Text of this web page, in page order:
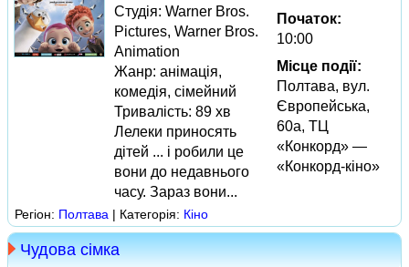
Студія: Warner Bros.
Pictures, Warner Bros.
Animation
Жанр: анімація,
комедія, сімейний
Тривалість: 89 хв
Лелеки приносять
дітей ... і робили це
вони до недавнього
часу. Зараз вони...
Початок:
10:00
Місце події:
Полтава, вул.
Європейська,
60а, ТЦ
«Конкорд» —
«Конкорд-кіно»
Регіон: Полтава | Категорія: Кіно
Чудова сімка